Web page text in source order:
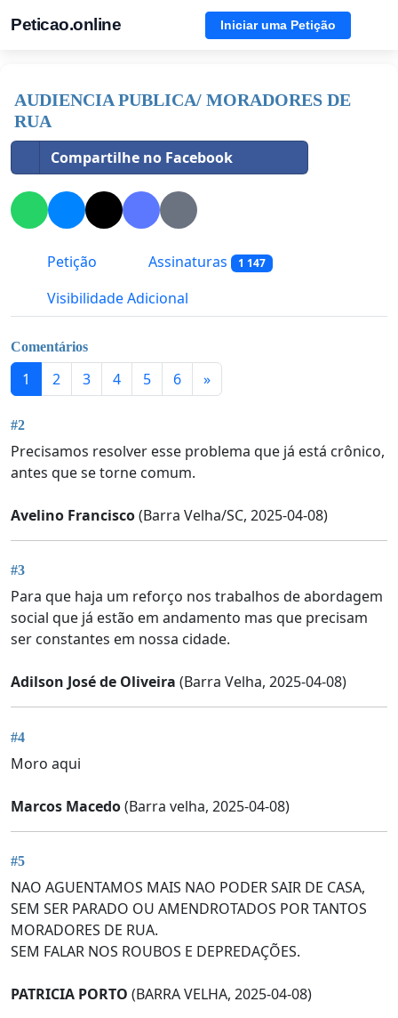
Peticao.online Iniciar uma Petição
AUDIENCIA PUBLICA/ MORADORES DE
RUA
Compartilhe no Facebook
Petição Assinaturas 1 147
Visibilidade Adicional
Comentários
1 2 3 4 5 6 »
#2
Precisamos resolver esse problema que já está crônico,
antes que se torne comum.
Avelino Francisco(Barra Velha/SC, 2025-04-08)
#3
Para que haja um reforço nos trabalhos de abordagem
social que já estão em andamento mas que precisam
ser constantes em nossa cidade.
Adilson José de Oliveira (Barra Velha, 2025-04-08)
#4
Moro aqui
Marcos Macedo(Barra velha, 2025-04-08)
#5
NAO AGUENTAMOS MAIS NAO PODER SAIR DE CASA,
SEM SER PARADO OU AMENDROTADOS POR TANTOS
MORADORES DE RUA.
SEM FALAR NOS ROUBOS E DEPREDAÇÕES.
PATRICIA PORTO (BARRA VELHA, 2025-04-08)